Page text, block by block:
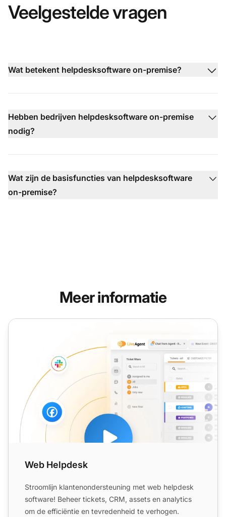
Veelgestelde vragen
Wat betekent helpdesksoftware on-premise?
Hebben bedrijven helpdesksoftware on-premise
nodig?
Wat zijn de basisfuncties van helpdesksoftware
on-premise?
Meer informatie
Web Helpdesk
Web Helpdesk
Stroomlijn klantenondersteuning met web helpdesk
software! Beheer tickets, CRM, assets en analytics
om de efficiëntie en tevredenheid te verhogen.